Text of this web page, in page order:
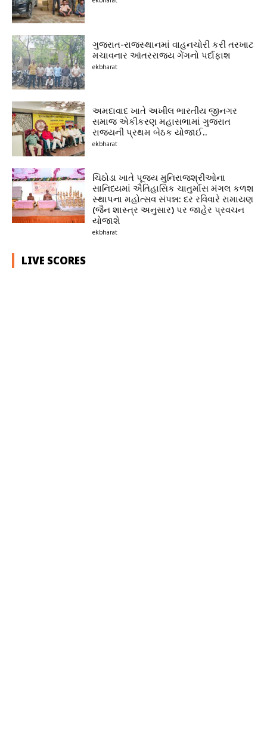
ગુજરાત-રાજસ્થાનમાં વાહનચોરી કરી તરખાટ
મચાવનાર આંતરરાજ્ય ગેંગનો પર્દાફાશ
ekbharat
અમદાવાદ ખાતે અખીલ ભારતીય જીનગર
સમાજ એકીકરણ મહાસભામાં ગુજરાત
રાજ્યની પ્રથમ બેઠક યોજાઈ..
ekbharat
ચિઠોડા ખાતે પૂજ્ય મુનિરાજશ્રીઓના
સાનિધ્યમાં ઐતિહાસિક ચાતુર્માસ મંગલ કળશ
સ્થાપના મહોત્સવ સંપન્ન: દર રવિવારે રામાયણ
(જૈન શાસ્ત્ર અનુસાર) પર જાહેર પ્રવચન
યોજાશે
ekbharat
LIVE SCORES